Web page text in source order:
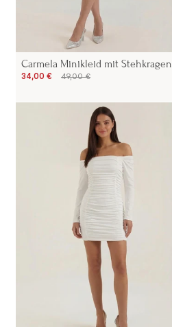
Carmela Minikleid mit Stehkragen
34,00 € 49,00 €